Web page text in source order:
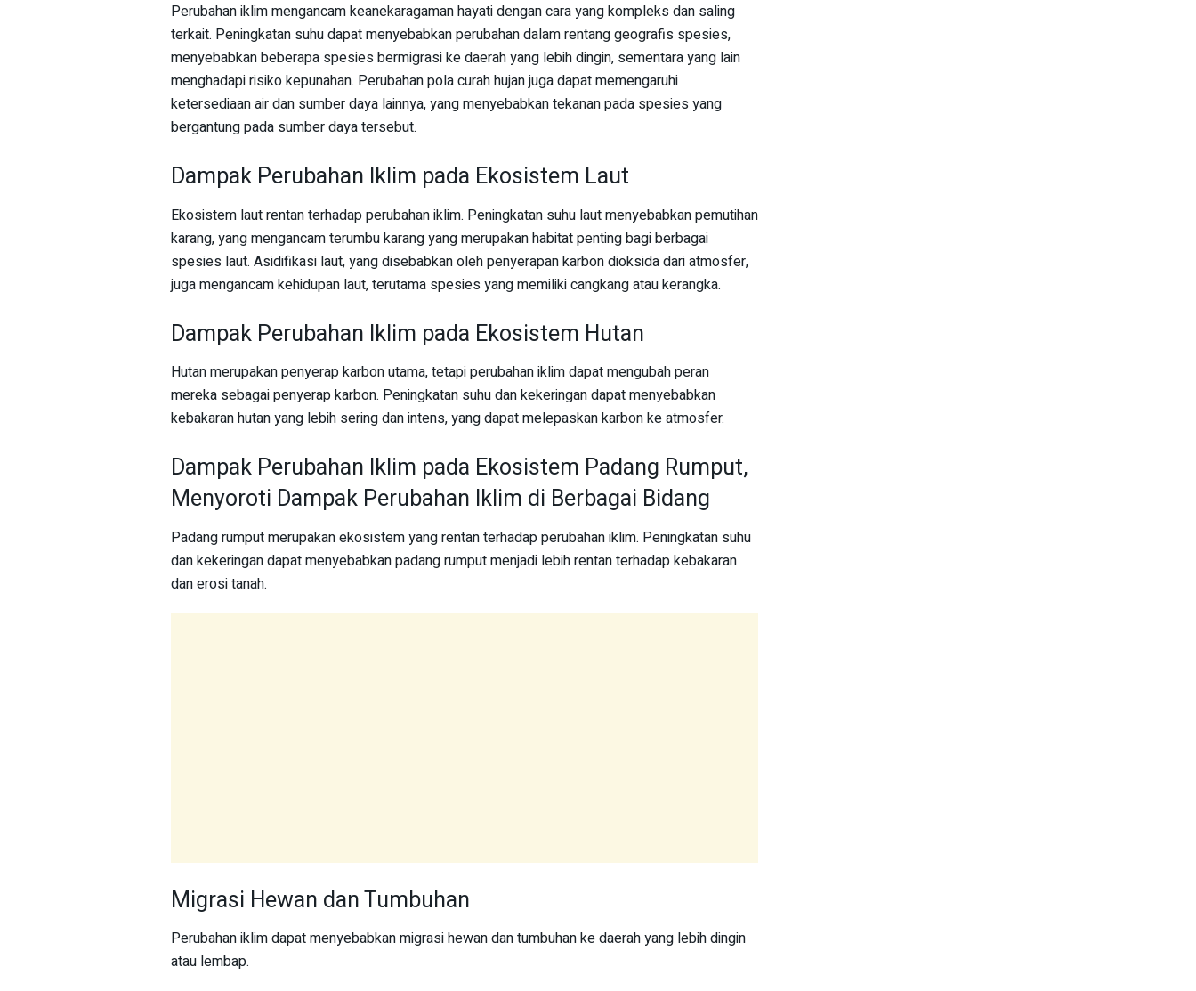
Perubahan iklim mengancam keanekaragaman hayati dengan cara yang kompleks dan saling
terkait. Peningkatan suhu dapat menyebabkan perubahan dalam rentang geografis spesies,
menyebabkan beberapa spesies bermigrasi ke daerah yang lebih dingin, sementara yang lain
menghadapi risiko kepunahan. Perubahan pola curah hujan juga dapat memengaruhi
ketersediaan air dan sumber daya lainnya, yang menyebabkan tekanan pada spesies yang
bergantung pada sumber daya tersebut.
Dampak Perubahan Iklim pada Ekosistem Laut
Ekosistem laut rentan terhadap perubahan iklim. Peningkatan suhu laut menyebabkan pemutihan
karang, yang mengancam terumbu karang yang merupakan habitat penting bagi berbagai
spesies laut. Asidifikasi laut, yang disebabkan oleh penyerapan karbon dioksida dari atmosfer,
juga mengancam kehidupan laut, terutama spesies yang memiliki cangkang atau kerangka.
Dampak Perubahan Iklim pada Ekosistem Hutan
Hutan merupakan penyerap karbon utama, tetapi perubahan iklim dapat mengubah peran
mereka sebagai penyerap karbon. Peningkatan suhu dan kekeringan dapat menyebabkan
kebakaran hutan yang lebih sering dan intens, yang dapat melepaskan karbon ke atmosfer.
Dampak Perubahan Iklim pada Ekosistem Padang Rumput,
Menyoroti Dampak Perubahan Iklim di Berbagai Bidang
Padang rumput merupakan ekosistem yang rentan terhadap perubahan iklim. Peningkatan suhu
dan kekeringan dapat menyebabkan padang rumput menjadi lebih rentan terhadap kebakaran
dan erosi tanah.
Migrasi Hewan dan Tumbuhan
Perubahan iklim dapat menyebabkan migrasi hewan dan tumbuhan ke daerah yang lebih dingin
atau lembap.